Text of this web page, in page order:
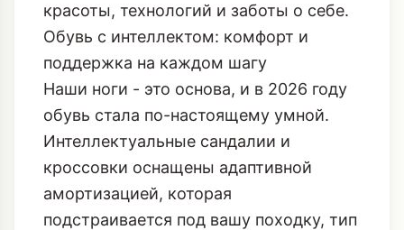
красоты, технологий и заботы о себе.
Обувь с интеллектом: комфорт и
поддержка на каждом шагу
Наши ноги - это основа, и в 2026 году
обувь стала по-настоящему умной.
Интеллектуальные сандалии и
кроссовки оснащены адаптивной
амортизацией, которая
подстраивается под вашу походку, тип